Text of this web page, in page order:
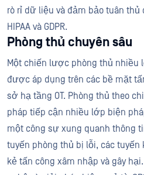
rò rỉ dữ liệu và đảm bảo tuân thủ
HIPAA và GDPR.
Phòng thủ chuyên sâu
Một chiến lược phòng thủ nhiều
được áp dụng trên các bề mặt
sở hạ tầng OT. Phòng thủ theo
pháp tiếp cận nhiều lớp biện
một công sự xung quanh thông
tuyến phòng thủ bị lỗi, các tuyến
kẻ tấn công xâm nhập và gây